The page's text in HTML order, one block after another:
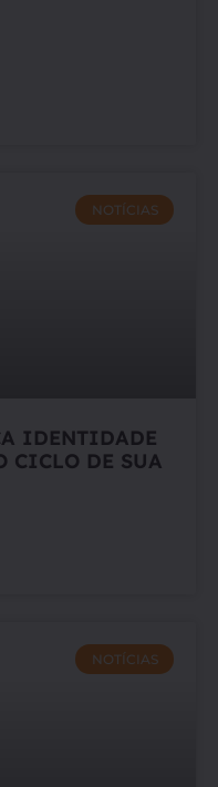
NOTÍCIAS
IDENTIDADE
DE SUA
NOTÍCIAS